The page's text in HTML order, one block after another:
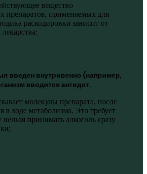
вещество
препаратов, применяемых для
раскодировки зависит от
введен внутривенно (например,
вводится антидот.
молекулы препарата, после
в ходе метаболизма. Это требует
принимать алкоголь сразу